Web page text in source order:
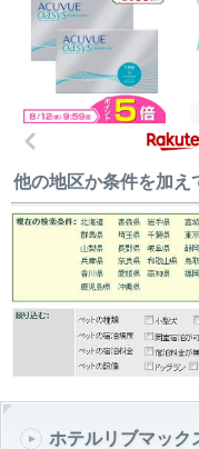
他の地区か条件を加え
ホテルリブマック